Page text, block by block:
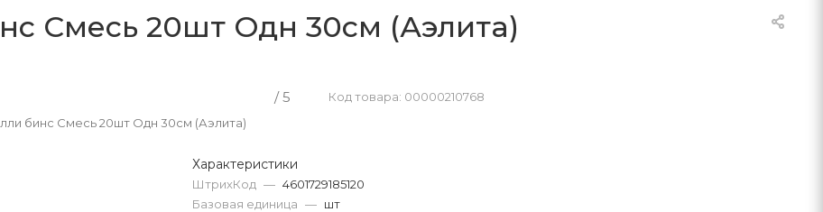
Смесь 20шт Одн 30см (Аэлита)
/ 5
Код товара: 00000210768
бинс Смесь 20шт Одн 30см (Аэлита)
Характеристики
ШтрихКод — 4601729185120
Базовая единица — шт